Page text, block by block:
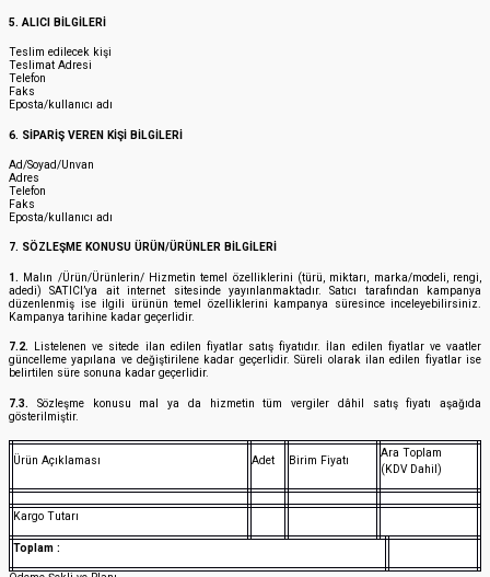
5. ALICI BİLGİLERİ
Teslim edilecek kişi
Teslimat Adresi
Telefon
Faks
Eposta/kullanıcı adı
6. SİPARİŞ VEREN KİŞİ BİLGİLERİ
Ad/Soyad/Unvan
Adres
Telefon
Faks
Eposta/kullanıcı adı
7. SÖZLEŞME KONUSU ÜRÜN/ÜRÜNLER BİLGİLERİ
1. Malın /Ürün/Ürünlerin/ Hizmetin temel özelliklerini (türü, miktarı, marka/modeli, rengi,
adedi) SATICI’ya ait internet sitesinde yayınlanmaktadır. Satıcı tarafından kampanya
düzenlenmiş ise ilgili ürünün temel özelliklerini kampanya süresince inceleyebilirsiniz.
Kampanya tarihine kadar geçerlidir.
7.2. Listelenen ve sitede ilan edilen fiyatlar satış fiyatıdır. İlan edilen fiyatlar ve vaatler
güncelleme yapılana ve değiştirilene kadar geçerlidir. Süreli olarak ilan edilen fiyatlar ise
belirtilen süre sonuna kadar geçerlidir.
7.3. Sözleşme konusu mal ya da hizmetin tüm vergiler dâhil satış fiyatı aşağıda
gösterilmiştir.
Ürün Açıklaması Adet Birim Fiyatı
Ara Toplam
(KDV Dahil)
Kargo Tutarı
Toplam :